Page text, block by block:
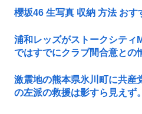
櫻坂46 生写真 収納 方法 おす
浦和レッズがストークシテ
ではすでにクラブ間合意との
激震地の熊本県氷川町に共産
の左派の救援は影すら見えず